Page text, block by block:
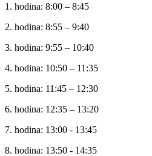
1. hodina: 8:00 – 8:45
2. hodina: 8:55 – 9:40
3. hodina: 9:55 – 10:40
4. hodina: 10:50 – 11:35
5. hodina: 11:45 – 12:30
6. hodina: 12:35 – 13:20
7. hodina: 13:00 - 13:45
8. hodina: 13:50 - 14:35